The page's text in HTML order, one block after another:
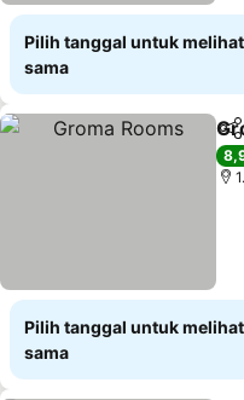
Pilih tanggal untuk
sama
Pilih tanggal untuk
sama